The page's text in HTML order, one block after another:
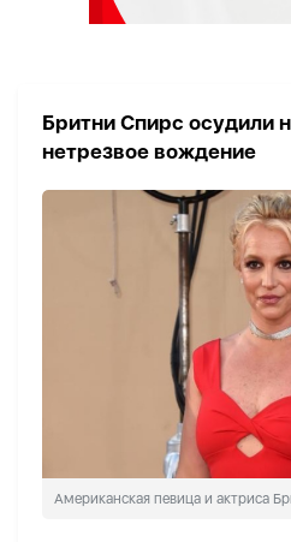
Бритни Спирс осудили
нетрезвое вождение
Американская певица и актриса